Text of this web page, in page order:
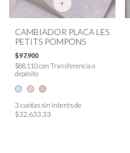
+
CAMBIADOR PLACA LES
PETITS POMPONS
$97.900
$88.110con Transferencia o
depósito
3cuotas sin interés de
$32.633,33